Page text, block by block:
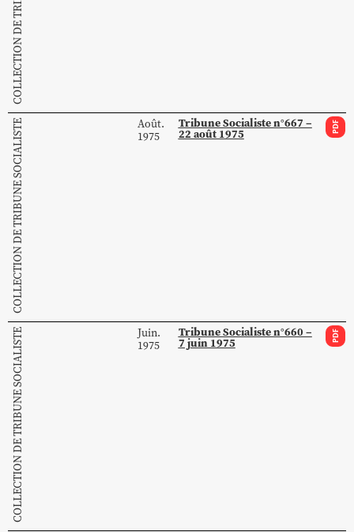
COLLECTION DE TRIBUNE SOCIALISTE
Août.
1975
Tribune Socialiste n°667 –
22 août 1975 PDF
COLLECTION DE TRIBUNE SOCIALISTE
Juin.
1975
Tribune Socialiste n°660 –
7 juin 1975 PDF